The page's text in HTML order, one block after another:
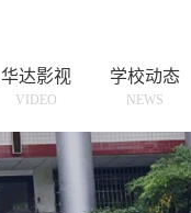
华达影视
VIDEO
学校动态
NEWS